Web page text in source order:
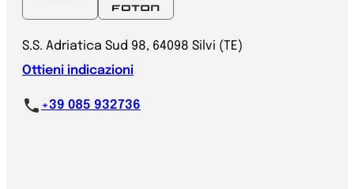
S.S. Adriatica Sud 98, 64098 Silvi (TE)
Ottieni indicazioni
+39 085 932736